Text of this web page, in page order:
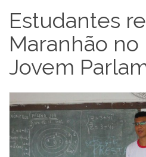
Estudantes
Maranhão no
Jovem